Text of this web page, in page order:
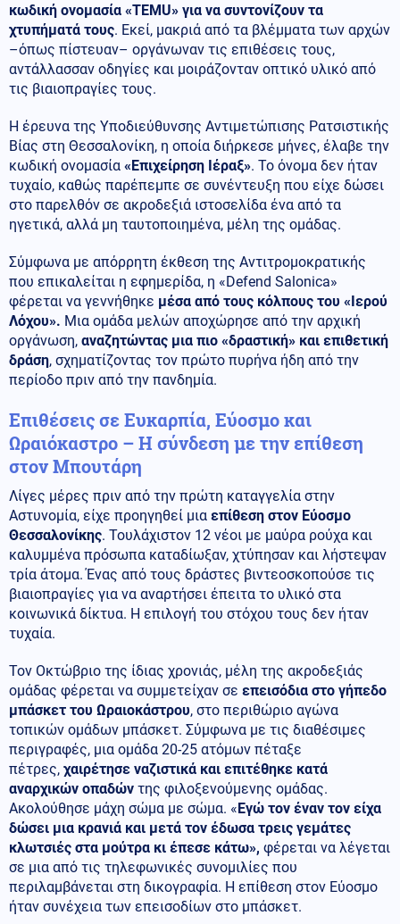
κωδική ονομασία «TEMU» για να συντονίζουν τα
χτυπήματά τους. Εκεί, μακριά από τα βλέμματα των αρχών
–όπως πίστευαν– οργάνωναν τις επιθέσεις τους,
αντάλλασσαν οδηγίες και μοιράζονταν οπτικό υλικό από
τις βιαιοπραγίες τους.
Η έρευνα της Υποδιεύθυνσης Αντιμετώπισης Ρατσιστικής
Βίας στη Θεσσαλονίκη, η οποία διήρκεσε μήνες, έλαβε την
κωδική ονομασία «Επιχείρηση Ιέραξ». Το όνομα δεν ήταν
τυχαίο, καθώς παρέπεμπε σε συνέντευξη που είχε δώσει
στο παρελθόν σε ακροδεξιά ιστοσελίδα ένα από τα
ηγετικά, αλλά μη ταυτοποιημένα, μέλη της ομάδας.
Σύμφωνα με απόρρητη έκθεση της Αντιτρομοκρατικής
που επικαλείται η εφημερίδα, η «Defend Salonica»
φέρεται να γεννήθηκε μέσα από τους κόλπους του «Ιερού
Λόχου». Μια ομάδα μελών αποχώρησε από την αρχική
οργάνωση, αναζητώντας μια πιο «δραστική» και επιθετική
δράση, σχηματίζοντας τον πρώτο πυρήνα ήδη από την
περίοδο πριν από την πανδημία.
Επιθέσεις σε Ευκαρπία, Εύοσμο και
Ωραιόκαστρο – Η σύνδεση με την επίθεση
στον Μπουτάρη
Λίγες μέρες πριν από την πρώτη καταγγελία στην
Αστυνομία, είχε προηγηθεί μια επίθεση στον Εύοσμο
Θεσσαλονίκης. Τουλάχιστον 12 νέοι με μαύρα ρούχα και
καλυμμένα πρόσωπα καταδίωξαν, χτύπησαν και λήστεψαν
τρία άτομα. Ένας από τους δράστες βιντεοσκοπούσε τις
βιαιοπραγίες για να αναρτήσει έπειτα το υλικό στα
κοινωνικά δίκτυα. Η επιλογή του στόχου τους δεν ήταν
τυχαία.
Τον Οκτώβριο της ίδιας χρονιάς, μέλη της ακροδεξιάς
ομάδας φέρεται να συμμετείχαν σε επεισόδια στο γήπεδο
μπάσκετ του Ωραιοκάστρου, στο περιθώριο αγώνα
τοπικών ομάδων μπάσκετ. Σύμφωνα με τις διαθέσιμες
περιγραφές, μια ομάδα 20-25 ατόμων πέταξε
πέτρες, χαιρέτησε ναζιστικά και επιτέθηκε κατά
αναρχικών οπαδών της φιλοξενούμενης ομάδας.
Ακολούθησε μάχη σώμα με σώμα. «Εγώ τον έναν τον είχα
δώσει μια κρανιά και μετά τον έδωσα τρεις γεμάτες
κλωτσιές στα μούτρα κι έπεσε κάτω», φέρεται να λέγεται
σε μια από τις τηλεφωνικές συνομιλίες που
περιλαμβάνεται στη δικογραφία. Η επίθεση στον Εύοσμο
ήταν συνέχεια των επεισοδίων στο μπάσκετ.